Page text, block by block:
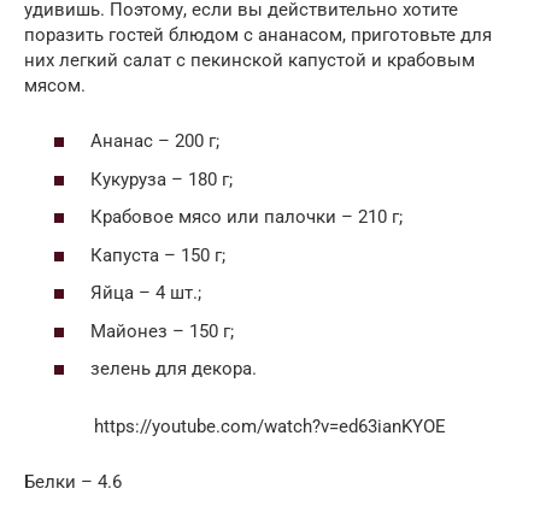
удивишь. Поэтому, если вы действительно хотите
поразить гостей блюдом с ананасом, приготовьте для
них легкий салат с пекинской капустой и крабовым
мясом.
Ананас – 200 г;
Кукуруза – 180 г;
Крабовое мясо или палочки – 210 г;
Капуста – 150 г;
Яйца – 4 шт.;
Майонез – 150 г;
зелень для декора.
https://youtube.com/watch?v=ed63ianKYOE
Белки – 4.6